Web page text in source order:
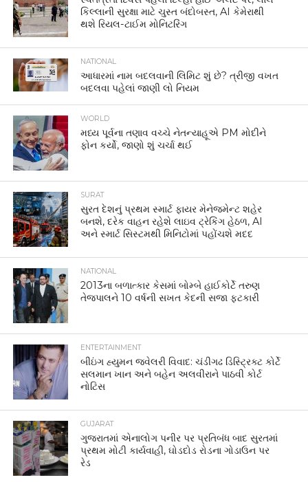
કિલ્લાની સુરક્ષા માટે ચુસ્ત બંદોબસ્ત, AI કેમેરાથી
થશે રિયલ-ટાઈમ મોનિટરિંગ
NATIONAL
આધારમાં નામ બદલવાની લિમિટ શું છે? ત્રીજી વખત
બદલવા પહેલાં જાણી લો નિયમ
WORLD
મધ્ય પૂર્વના તણાવ વચ્ચે નેતન્યાહૂએ PM મોદીને
ફોન કર્યો, જાણો શું ચર્ચા થઈ
SURAT
સુરત દેશનું પ્રથમ સ્માર્ટ ફાયર મેનેજમેન્ટ શહેર
બનશે, દરેક વાહન રહેશે લાઇવ ટ્રેકિંગ હેઠળ, AI
અને સ્માર્ટ સિસ્ટમથી મિનિટોમાં પહોંચશે મદદ
NATIONAL
2013ના બળાત્કાર કેસમાં બોમ્બે હાઈકોર્ટે તરુણ
તેજપાલને 10 વર્ષની સખત કેદની સજા ફટકારી
ENTERTAINMENT
બીઇંગ હ્યુમન જ્વેલરી વિવાદ: ચંડીગઢ ડિસ્ટ્રિક્ટ કોર્ટે
સલમાન ખાન અને બહેન અલવીરાને પાઠવી કોર્ટ
નોટિસ
GUJARAT
ગુજરાતમાં એનાલોગ પનીર પર પ્રતિબંધ બાદ સુરતમાં
પ્રથમ મોટી કાર્યવાહી, ઘોડદોડ રોડના ગોડાઉન પર
રેડ